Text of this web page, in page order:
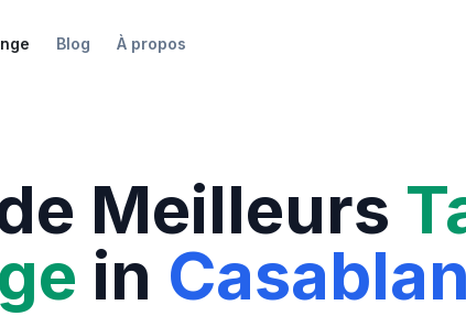
Blog À propos
Meilleurs
in